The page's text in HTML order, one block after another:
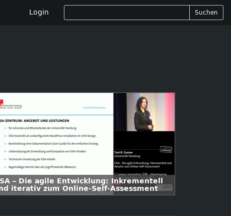
Login Suchen
– Die agile Entwicklung: Inkrementell
iterativ zum Online-Self-Assessment